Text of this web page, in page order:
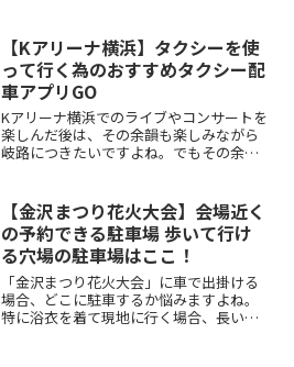
は渋滞を避けてスムーズに帰りたいここ
では、「サンシャイン水族ReadMore...
【Kアリーナ横浜】タクシーを使
って行く為のおすすめタクシー配
車アプリGO
Kアリーナ横浜でのライブやコンサートを
楽しんだ後は、その余韻も楽しみながら
岐路につきたいですよね。でもその余韻
にイベントの途中で帰りたくもないし、
でも終電は気になるしとReadMore...
【金沢まつり花火大会】会場近く
の予約できる駐車場 歩いて行け
る穴場の駐車場はここ！
「金沢まつり花火大会」に車で出掛ける
場合、どこに駐車するか悩みますよね。
特に浴衣を着て現地に行く場合、長い距